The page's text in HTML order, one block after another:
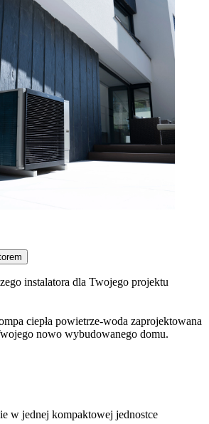
instalatora dla Twojego projektu
ciepła powietrze-woda zaprojektowana
nowo wybudowanego domu.
w jednej kompaktowej jednostce